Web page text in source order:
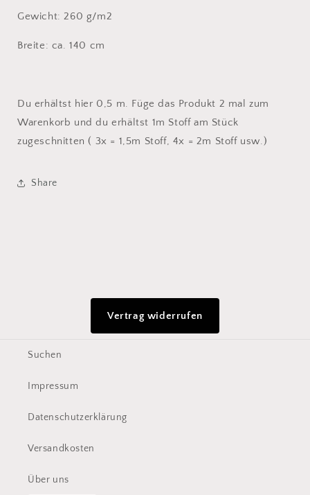
Gewicht: 260 g/m2
Breite: ca. 140 cm
Du erhältst hier 0,5 m. Füge das Produkt 2 mal zum
Warenkorb und du erhältst 1m Stoff am Stück
zugeschnitten ( 3x = 1,5m Stoff, 4x = 2m Stoff usw.)
Share
Vertrag widerrufen
Suchen
Impressum
Datenschutzerklärung
Versandkosten
Über uns